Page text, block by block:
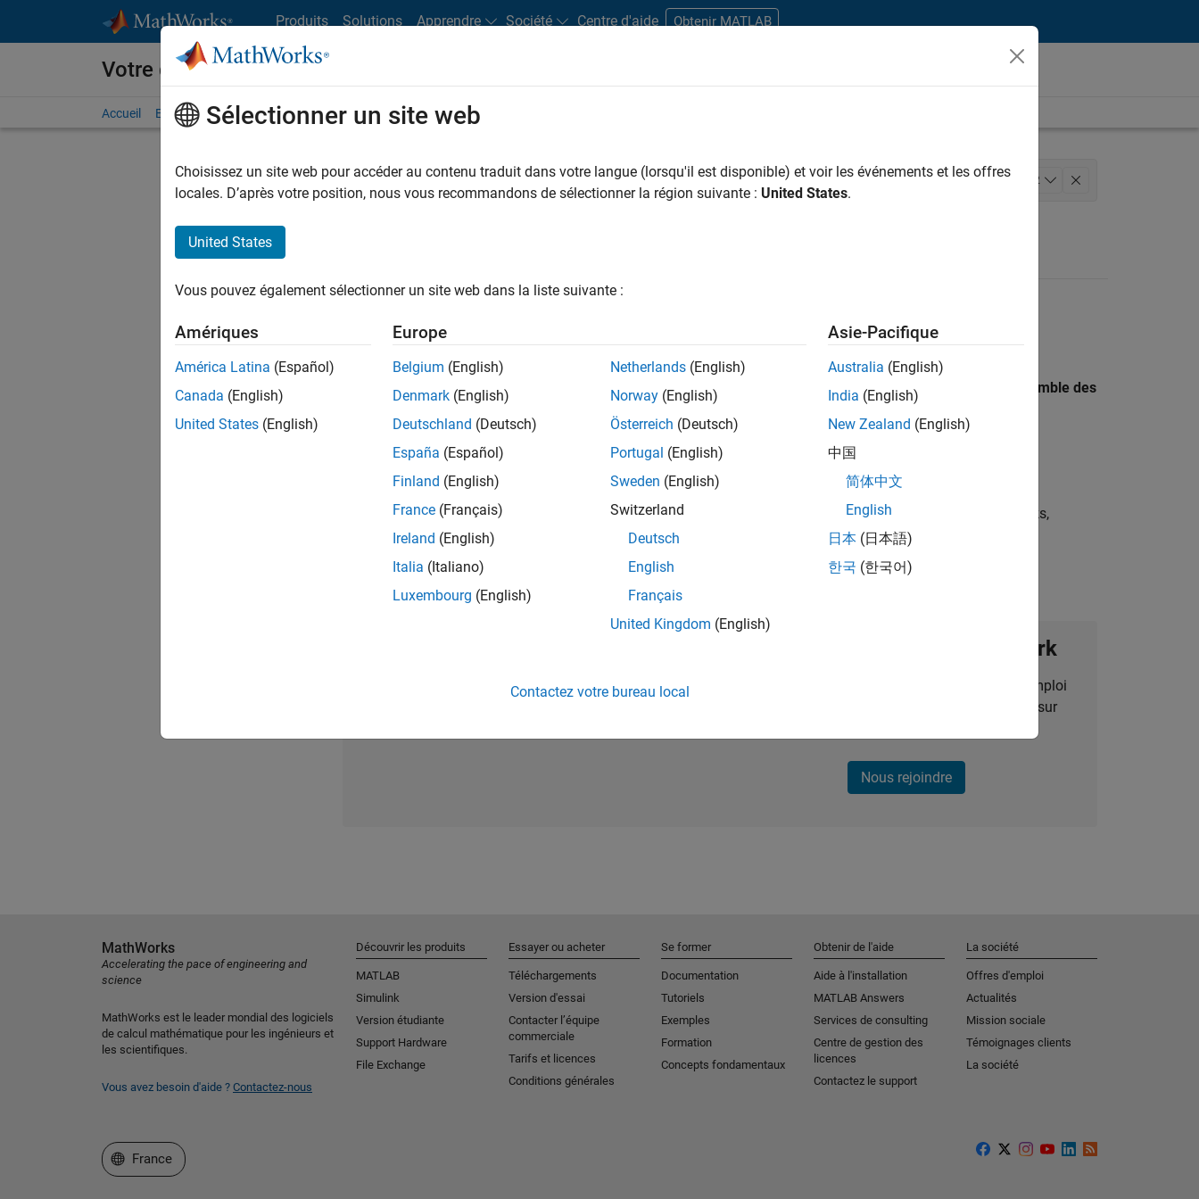
Produits Solutions Apprendre Société Centre d'aide Obtenir MATLAB
Votre carrière chez MathWorks
Accueil Explorer nos opportunités Adresses de nos bureaux Étudiants et carrières
FILTRER PAR Support avancé Développement de produits Gestion des programmes Ingénierie de la qualité 2
Les descriptions de poste n’ont pas toutes été traduites. Effectuez une recherche par lieu pour trouver l’ensemble des
opportunités de votre région.
Senior Software Quality Engineer
Senior Software Quality Engineer
FR-Meudon| Ingénierie de la qualité | Expérimenté(e)
Leverage your C/C++ development skills to design and develop test strategies, scalable test frameworks,
automated test suites, Hands-on testing for Polyspace.
Rejoignez notre Talent Network
Recevez des alertes pour des opportunités d'emploi
personnalisées, des articles et des actualités sur
Nous rejoindre
Sélectionner un site web
Choisissez un site web pour accéder au contenu traduit dans votre langue (lorsqu'il est disponible) et voir les événements et les offres
locales. D’après votre position, nous vous recommandons de sélectionner la région suivante : United States.
United States
Vous pouvez également sélectionner un site web dans la liste suivante :
Amériques
América Latina (Español)
Canada (English)
United States (English)
Europe
Belgium (English)
Denmark (English)
Deutschland (Deutsch)
España (Español)
Finland (English)
France (Français)
Ireland (English)
Italia (Italiano)
Luxembourg (English)
Netherlands (English)
Norway (English)
Österreich (Deutsch)
Portugal (English)
Sweden (English)
Switzerland
Deutsch
English
Français
United Kingdom (English)
Asie-Pacifique
Australia (English)
India (English)
New Zealand (English)
中国
简体中文
English
日本 (日本語)
한국 (한국어)
Contactez votre bureau local
MathWorks
Accelerating the pace of engineering and
science
MathWorks est le leader mondial des logiciels
de calcul mathématique pour les ingénieurs et
les scientifiques.
Vous avez besoin d'aide ? Contactez-nous
Découvrir les produits
MATLAB
Simulink
Version étudiante
Support Hardware
File Exchange
Essayer ou acheter
Téléchargements
Version d'essai
Contacter l’équipe
commerciale
Tarifs et licences
Conditions générales
Se former
Documentation
Tutoriels
Exemples
Formation
Concepts fondamentaux
Obtenir de l'aide
Aide à l'installation
MATLAB Answers
Services de consulting
Centre de gestion des
licences
Contactez le support
La société
Offres d'emploi
Actualités
Mission sociale
Témoignages clients
La société
Sélectionner un site web
France